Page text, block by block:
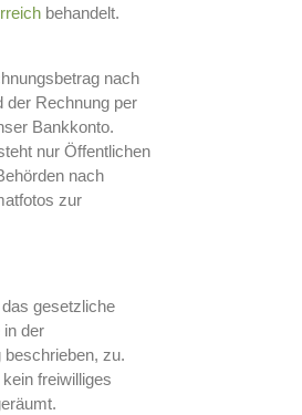
behandelt.
nach
der Rechnung per
Bankkonto.
nur Öffentlichen
nach
zur
gesetzliche
in der
beschrieben, zu.
freiwilliges